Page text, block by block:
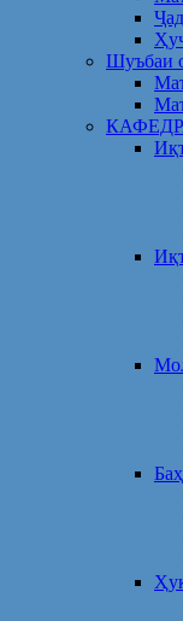
Шуъбаи